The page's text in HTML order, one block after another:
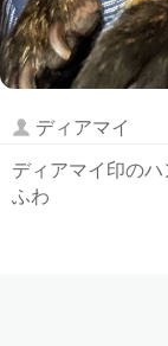
ディアマイ
ディアマイ印の
ふわ